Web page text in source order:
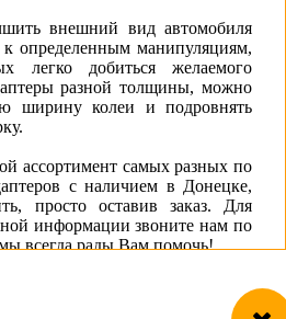
внешний вид автомобиля
к определенным манипуляциям,
легко добиться желаемого
разной толщины, можно
ширину колеи и подровнять
ассортимент самых разных по
с наличием в Донецке,
просто оставив заказ. Для
информации звоните нам по
всегда рады Вам помочь!